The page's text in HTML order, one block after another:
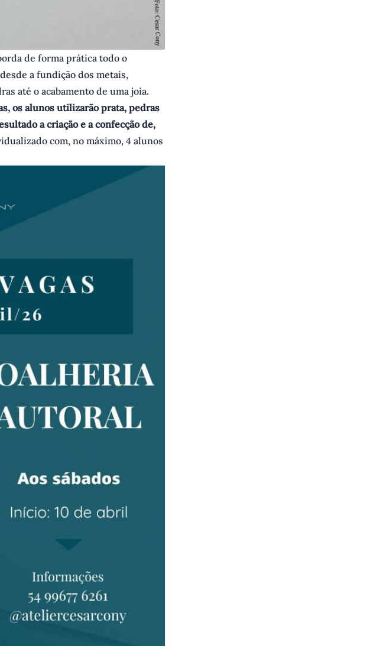
de forma prática todo o
a fundição dos metais,
até o acabamento de uma joia.
os alunos utilizarão prata, pedras
a criação e a confecção de,
com, no máximo, 4 alunos